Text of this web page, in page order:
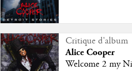
Critique d'album
Alice Cooper
Welcome 2 my